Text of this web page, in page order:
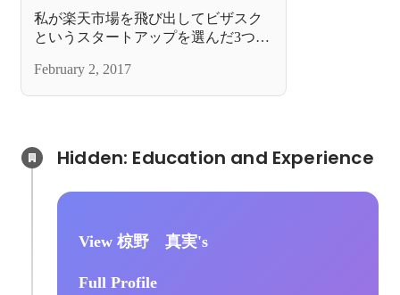
私が楽天市場を飛び出してビザスク
というスタートアップを選んだ3つの
February 2, 2017
View 椋野 真実's
Full Profile